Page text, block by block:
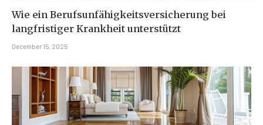
Wie ein Berufsunfähigkeitsversicherung bei
langfristiger Krankheit unterstützt
December 15, 2025